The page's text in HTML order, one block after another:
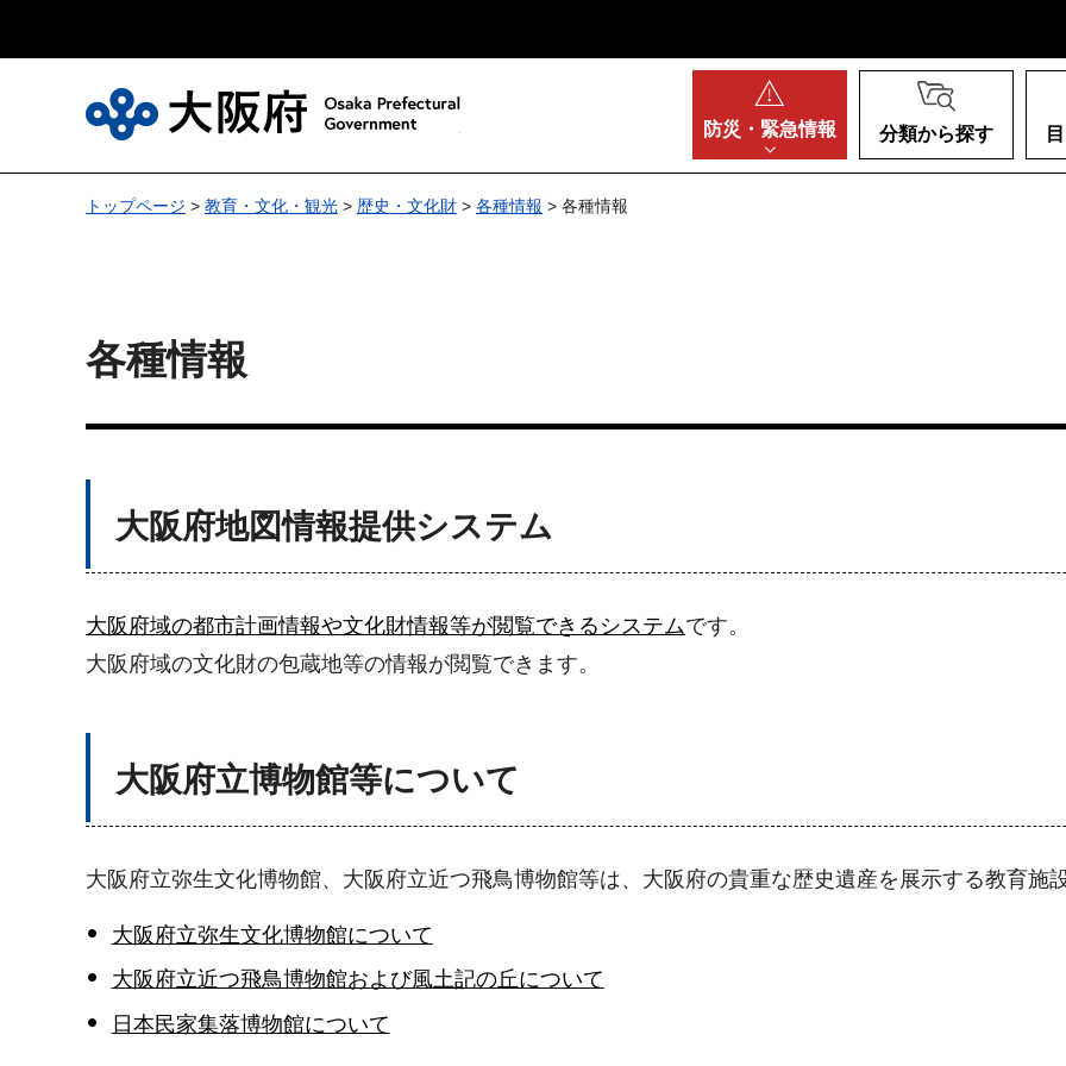
防災・ 緊急情報 分類から探す
トップページ > 教育・文化・観光 > 歴史・文化財 > 各種情報 > 各種情報
各種情報
大阪府地図情報提供システム
大阪府域の都市計画情報や文化財情報等が閲覧できるシステムです。
大阪府域の文化財の包蔵地等の情報が閲覧できます。
大阪府立博物館等について
大阪府立弥生文化博物館、大阪府立近つ飛鳥博物館等は、大阪府の貴重な歴史遺産を展示する教育施
大阪府立弥生文化博物館について
大阪府立近つ飛鳥博物館および風土記の丘について
日本民家集落博物館について